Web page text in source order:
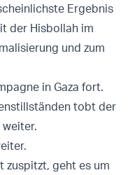
Ergebnis
der Hisbollah im
und zum
in Gaza fort.
tobt der
zuspitzt, geht es um